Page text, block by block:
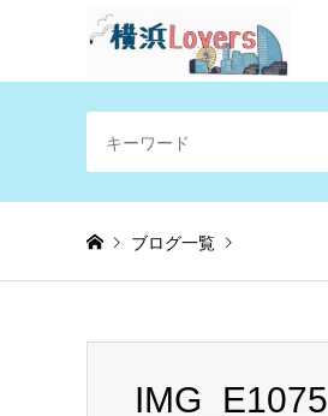
ブログ一覧
IMG_E1075IMG_E1075